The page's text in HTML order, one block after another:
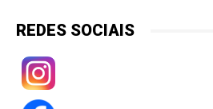
REDES SOCIAIS